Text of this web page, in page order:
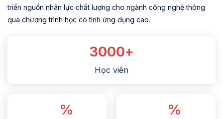
triển nguồn nhân lực chất lượng cho ngành công nghệ thông
qua chương trình học có tính ứng dụng cao.
3000+
Học viên
% %